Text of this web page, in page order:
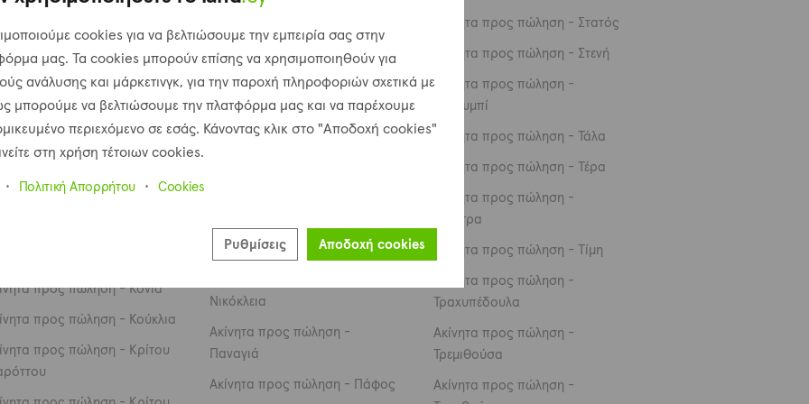
προς πώληση -
προς πώληση -
προς πώληση - Κιδάσι
προς πώληση - Κονιά
προς πώληση - Κούκλια
προς πώληση - Κρίτου
Ακίνητα προς πώληση - Μηλιά
Ακίνητα προς πώληση - Μηλιού
Ακίνητα προς πώληση -
Μούσερε
Ακίνητα προς πώληση - Νέο
Χωρίο
Νικόκλεια
Ακίνητα προς πώληση -
Παναγιά
Ακίνητα προς πώληση - Πάφος
Ακίνητα προς πώληση - Στατός
Ακίνητα προς πώληση - Στενή
Ακίνητα προς πώληση -
Στρουμπί
Ακίνητα προς πώληση - Τάλα
Ακίνητα προς πώληση - Τέρα
Ακίνητα προς πώληση -
Θελέτρα
Ακίνητα προς πώληση - Τίμη
Ακίνητα προς πώληση -
Τραχυπέδουλα
Ακίνητα προς πώληση -
Τρεμιθούσα
Ακίνητα προς πώληση -
cookies για να βελτιώσουμε την εμπειρία σας στην
μας. Τα cookies μπορούν επίσης να χρησιμοποιηθούν για
ανάλυσης και μάρκετινγκ, για την παροχή πληροφοριών σχετικά με
μπορούμε να βελτιώσουμε την πλατφόρμα μας και να παρέχουμε
περιεχόμενο σε εσάς. Κάνοντας κλικ στο "Αποδοχή cookies"
στη χρήση τέτοιων cookies.
Πολιτική Απορρήτου Cookies
Ρυθμίσεις Αποδοχή cookies